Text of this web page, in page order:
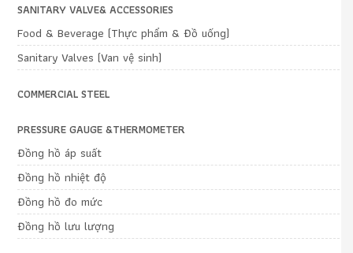
SANITARY VALVE& ACCESSORIES
Food & Beverage (Thực phẩm & Đồ uống)
Sanitary Valves (Van vệ sinh)
COMMERCIAL STEEL
PRESSURE GAUGE &THERMOMETER
Đồng hồ áp suất
Đồng hồ nhiệt độ
Đồng hồ đo mức
Đồng hồ lưu lượng